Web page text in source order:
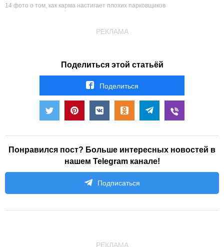
14 фото о том, как карма настигает плохих парковщиков
РЕКЛАМА
Поделиться этой статьёй
Поделиться
Понравился пост? Больше интересных новостей в
нашем Telegram канале!
Подписаться
РЕКЛАМА